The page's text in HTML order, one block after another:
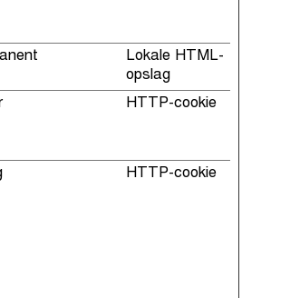
Lokale HTML-
opslag
HTTP-cookie
HTTP-cookie